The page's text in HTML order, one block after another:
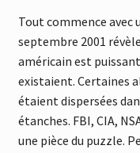
Tout commence avec
septembre 2001
américain est
existaient. Certaines
étaient dispersées
étanches. FBI, CIA,
une pièce du puzzle.